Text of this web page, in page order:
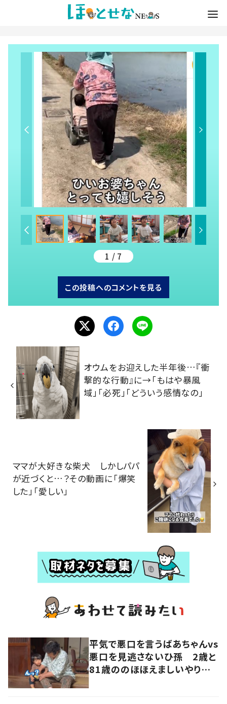
1 / 7
この投稿へのコメントを見る
オウムをお迎えした半年後…『衝
撃的な行動』に→「もはや暴風
域」「必死」「どういう感情なの」
ママが大好きな柴犬 しかしパパ
が近づくと…？その動画に「爆笑
した」「愛しい」
平気で悪口を言うばあちゃんvs
悪口を見逃さないひ孫 2歳と
81歳ののほほえましいやり取り